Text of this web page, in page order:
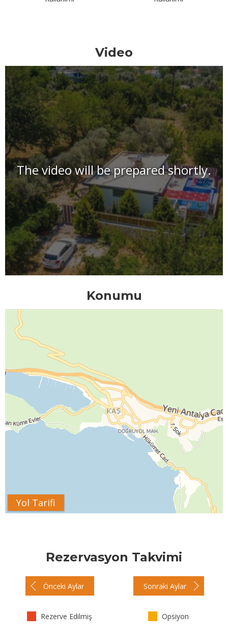
Video
The video will be prepared shortly.
Konumu
Yol Tarifi
Rezervasyon Takvimi
Önceki Aylar Sonraki Aylar
Rezerve Edilmiş Opsiyon